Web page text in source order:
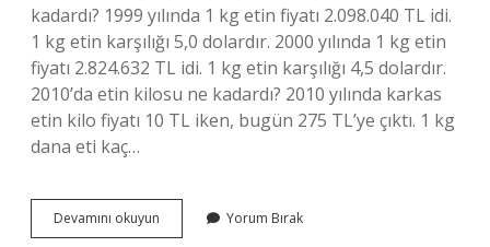
kadardı? 1999 yılında 1 kg etin fiyatı 2.098.040 TL idi.
1 kg etin karşılığı 5,0 dolardır. 2000 yılında 1 kg etin
fiyatı 2.824.632 TL idi. 1 kg etin karşılığı 4,5 dolardır.
2010’da etin kilosu ne kadardı? 2010 yılında karkas
etin kilo fiyatı 10 TL iken, bugün 275 TL’ye çıktı. 1 kg
dana eti kaç…
Devamını okuyun
De
Yorum Bırak